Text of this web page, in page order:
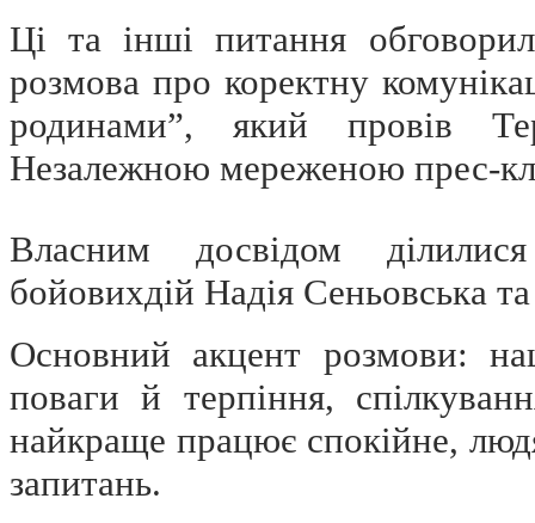
Ці та інші питання
розмова про коректну
родинами”, який провів
Незалежною мереженою прес-
Власним досвідом
бойовихдій Надія Сеньовська
Основний акцент розмови:
поваги й терпіння,
найкраще працює спокійне,
запитань.